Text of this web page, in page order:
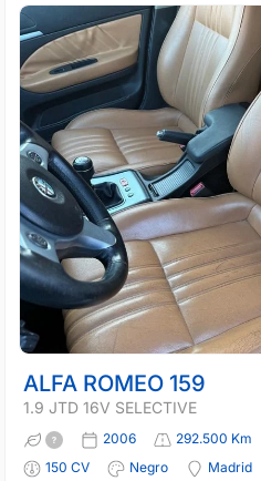
ALFA ROMEO 159
1.9 JTD 16V SELECTIVE
2006 292.500 Km
150 CV
Negro
Madrid